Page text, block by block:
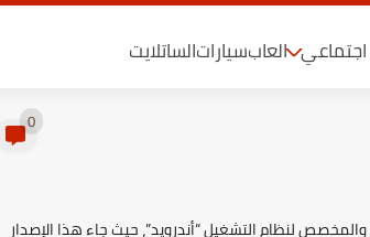
العابسياراتالساتلايت
0
لنظام التشغيل “أندرويد”، حيث جاء هذا الإصدار